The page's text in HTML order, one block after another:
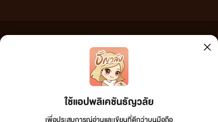
=pl=" ด่าทำไม่ฉันชินกับการที่แกเรียกว่าแม่แล้วยะ"
=pl=" ออ เห็นทุกทีีิ ด่าฉันยับเลยนิ แกคงไม่คิดกับฉันแบบ
ว่า...นะ ฉันไม่เอานะแก "ใช้แอปพลิเคชันธัญวลัย
เพื่อประสบการณ์อ่านและเขียนที่ดีกว่าบนมือถือ
เว็บไซต์แห่งนี้ไม่ได้เห็นด้วยและไม่ขอรับผิดชอบต่อข้อความใดๆ ทั้งสิ้น ดังนั้นผู้อ่านทุกท่านโปรดใช้
วิจารณญาณในการกลั่นกรองด้วยตนเอง และหากท่านพบข้อความใดๆ ที่ขัดต่อกฎหมายและศีลธรรม
กรุณาแจ้งมาที่ tunwalai@ookbee.com เพื่อทีมงานจะได้ดำเนินการในทันที ทั้งนี้ ทางเว็บไซต์ขอสงวน
ลิขสิทธิ์ตามพระราชบัญญัติลิขสิทธิ์ (ฉบับเพิ่มเติม) พ.ศ.2558